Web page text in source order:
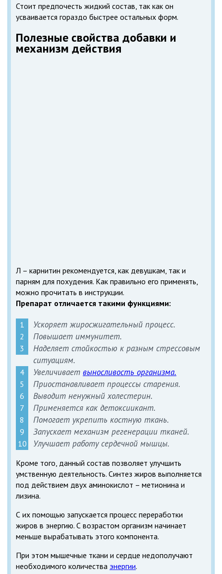
Стоит предпочесть жидкий состав, так как он
усваивается гораздо быстрее остальных форм.
Полезные свойства добавки и
механизм действия
Л – карнитин рекомендуется, как девушкам, так и
парням для похудения. Как правильно его применять,
можно прочитать в инструкции.
Препарат отличается такими функциями:
Ускоряет жиросжигательный процесс.
Повышает иммунитет.
Наделяет стойкостью к разным стрессовым
ситуациям.
Увеличивает выносливость организма.
Приостанавливает процессы старения.
Выводит ненужный холестерин.
Применяется как детоксиикант.
Помогает укрепить костную ткань.
Запускает механизм регенерации тканей.
Улучшает работу сердечной мышцы.
Кроме того, данный состав позволяет улучшить
умственную деятельность. Синтез жиров выполняется
под действием двух аминокислот – метионина и
лизина.
С их помощью запускается процесс переработки
жиров в энергию. С возрастом организм начинает
меньше вырабатывать этого компонента.
При этом мышечные ткани и сердце недополучают
необходимого количества энергии.